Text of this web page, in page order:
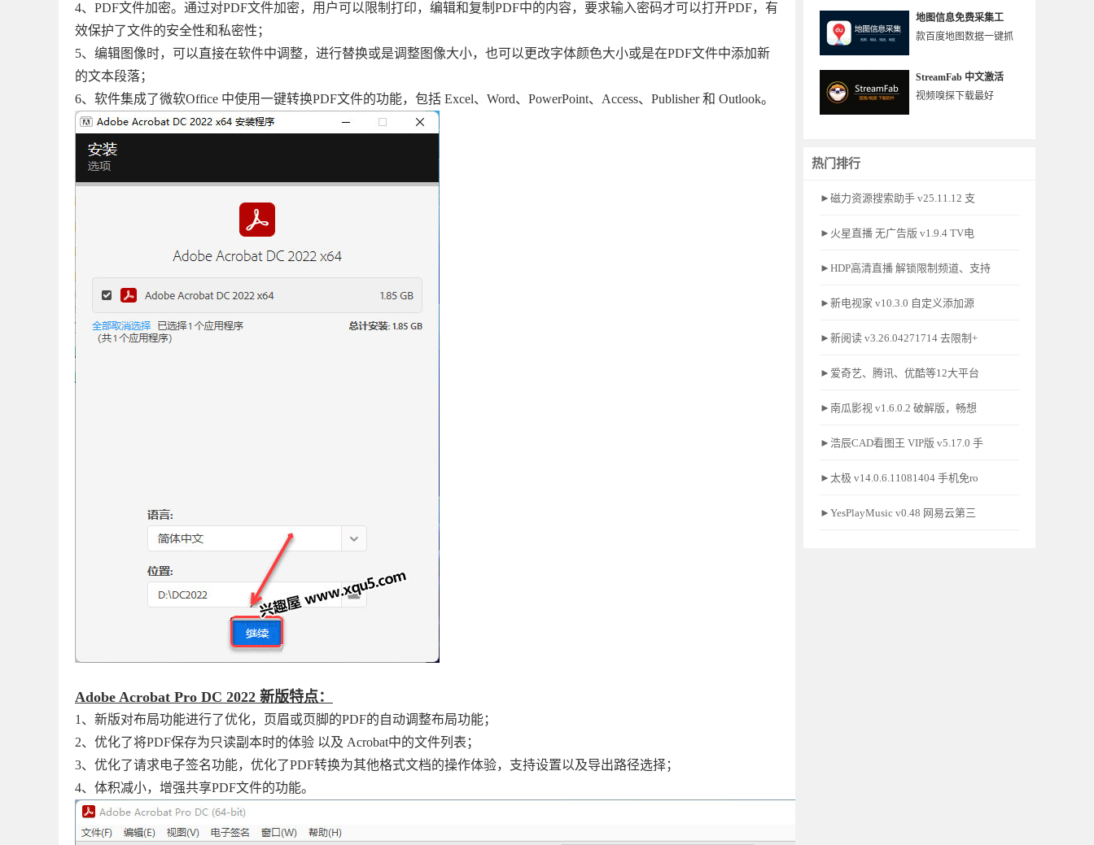
地图信息免费采集工
款百度地图数据一键抓
StreamFab 中文激活
视频嗅探下载最好
热门排行
►磁力资源搜索助手 v25.11.12 支
►火星直播 无广告版 v1.9.4 TV电
►HDP高清直播 解锁限制频道、支持
►新电视家 v10.3.0 自定义添加源
►新阅读 v3.26.04271714 去限制+
►爱奇艺、腾讯、优酷等12大平台
►南瓜影视 v1.6.0.2 破解版，畅想
►浩辰CAD看图王 VIP版 v5.17.0 手
►太极 v14.0.6.11081404 手机免ro
►YesPlayMusic v0.48 网易云第三
4、PDF文件加密。通过对PDF文件加密，用户可以限制打印，编辑和复制PDF中的内容，要求输入密码才可以打开PDF，有
效保护了文件的安全性和私密性；
5、编辑图像时，可以直接在软件中调整，进行替换或是调整图像大小，也可以更改字体颜色大小或是在PDF文件中添加新
的文本段落；
6、软件集成了微软Office 中使用一键转换PDF文件的功能，包括 Excel、Word、PowerPoint、Access、Publisher 和 Outlook。
Adobe Acrobat Pro DC 2022 新版特点：
1、新版对布局功能进行了优化，页眉或页脚的PDF的自动调整布局功能；
2、优化了将PDF保存为只读副本时的体验 以及 Acrobat中的文件列表；
3、优化了请求电子签名功能，优化了PDF转换为其他格式文档的操作体验，支持设置以及导出路径选择；
4、体积减小，增强共享PDF文件的功能。